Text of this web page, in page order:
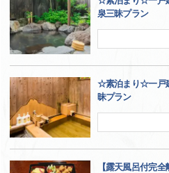
泉三昧プラン
☆素泊まり☆一戸
昧プラン
【露天風呂付完